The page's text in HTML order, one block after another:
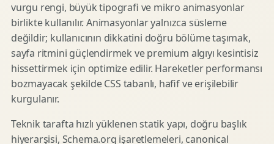
vurgu rengi, büyük tipografi ve mikro animasyonlar
birlikte kullanılır. Animasyonlar yalnızca süsleme
değildir; kullanıcının dikkatini doğru bölüme taşımak,
sayfa ritmini güçlendirmek ve premium algıyı kesintisiz
hissettirmek için optimize edilir. Hareketler performansı
bozmayacak şekilde CSS tabanlı, hafif ve erişilebilir
kurgulanır.
Teknik tarafta hızlı yüklenen statik yapı, doğru başlık
hiyerarşisi, Schema.org işaretlemeleri, canonical